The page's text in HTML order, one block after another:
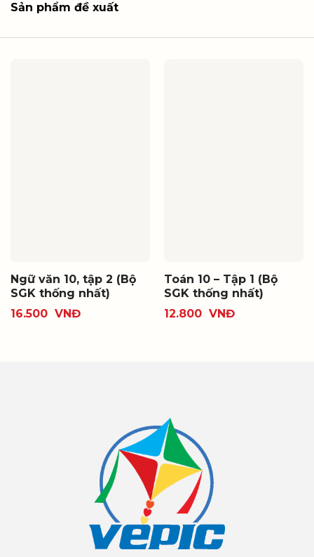
Sản phẩm đề xuất
Ngữ văn 10, tập 2 (Bộ
SGK thống nhất)
16.500 VNĐ
Toán 10 – Tập 1 (Bộ
SGK thống nhất)
12.800 VNĐ